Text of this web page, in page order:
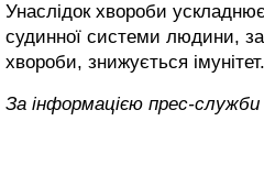
Унаслідок хвороби
судинної системи людини,
хвороби, знижується імунітет.
За інформацією прес-